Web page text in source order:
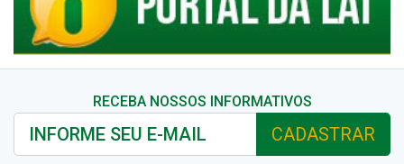
RECEBA NOSSOS INFORMATIVOS
CADASTRAR